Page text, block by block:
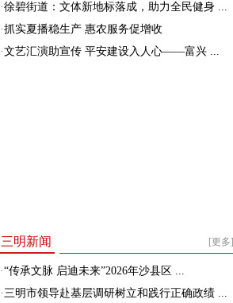
·徐碧街道：文体新地标落成，助力全民健身 ...
·抓实夏播稳生产 惠农服务促增收
·文艺汇演助宣传 平安建设入人心——富兴 ...
[更多]
三明新闻
·“传承文脉 启迪未来”2026年沙县区 ...
·三明市领导赴基层调研树立和践行正确政绩 ...